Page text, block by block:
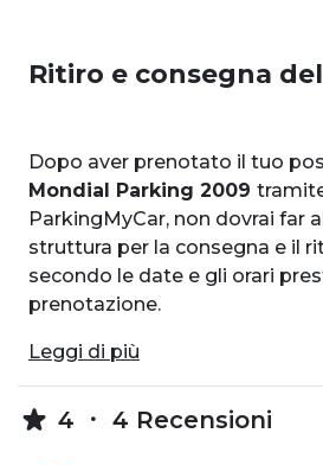
Ritiro e consegna
Dopo aver prenotato il tuo
Mondial Parking 2009
ParkingMyCar, non dovrai far
struttura per la consegna e il
secondo le date e gli orari
prenotazione.
Leggi di più
4 4 Recensioni